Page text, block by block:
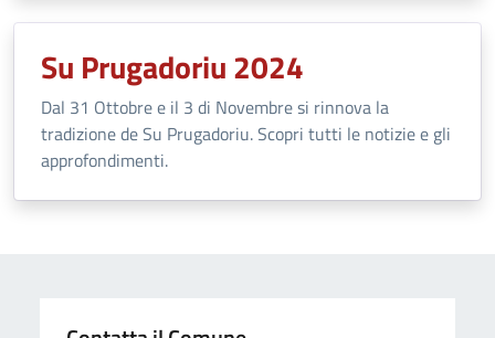
Su Prugadoriu 2024
Dal 31 Ottobre e il 3 di Novembre si rinnova la
tradizione de Su Prugadoriu. Scopri tutti le notizie e gli
approfondimenti.